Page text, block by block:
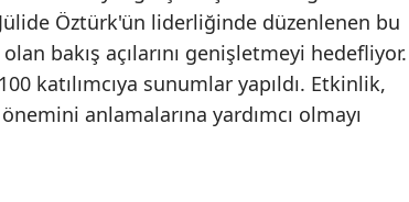
Elazığ
Erzincan
Erzurum
Öztürk'ün liderliğinde düzenlenen bu
bakış açılarını genişletmeyi hedefliyor.
katılımcıya sunumlar yapıldı. Etkinlik,
anlamalarına yardımcı olmayı